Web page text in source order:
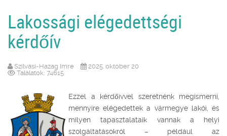
Lakossági elégedettségi
kérdőív
Szilvási-Hazag Imre
2025. október 20
Találatok: 74615
Ezzel a kérdőívvel szeretnénk megismerni,
mennyire elégedettek a vármegye lakói, és
milyen tapasztalataik vannak a helyi
szolgáltatásokról – például az